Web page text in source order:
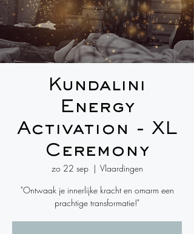
Kundalini
Energy
Activation - XL
Ceremony
zo 22 sep
  |
Vlaardingen
"Ontwaak je innerlijke kracht en omarm een
prachtige transformatie!"